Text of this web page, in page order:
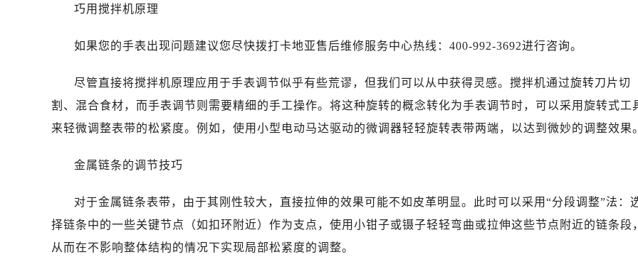
巧用搅拌机原理
如果您的手表出现问题建议您尽快拨打卡地亚售后维修服务中心热线：400-992-3692进行咨询。
尽管直接将搅拌机原理应用于手表调节似乎有些荒谬，但我们可以从中获得灵感。搅拌机通过旋转刀片切
割、混合食材，而手表调节则需要精细的手工操作。将这种旋转的概念转化为手表调节时，可以采用旋转式工
来轻微调整表带的松紧度。例如，使用小型电动马达驱动的微调器轻轻旋转表带两端，以达到微妙的调整效果。
金属链条的调节技巧
对于金属链条表带，由于其刚性较大，直接拉伸的效果可能不如皮革明显。此时可以采用“分段调整”法：
择链条中的一些关键节点（如扣环附近）作为支点，使用小钳子或镊子轻轻弯曲或拉伸这些节点附近的链条段，
从而在不影响整体结构的情况下实现局部松紧度的调整。